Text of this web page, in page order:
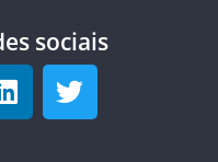
sociais